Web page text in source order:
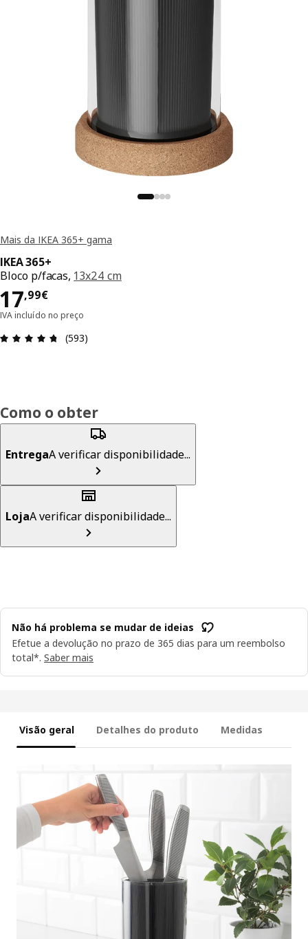
Mais da IKEA 365+ gama
IKEA 365+
Bloco p/facas, 13x24 cm
17,99€
Preço 17,99€
IVA incluído no preço
Avaliações: 4.7 de 5 estrelas. Total de
(593)
Como o obter
EntregaA verificar disponibilidade...
LojaA verificar disponibilidade...
Não há problema se mudar de ideias
Efetue a devolução no prazo de 365 dias para um reembolso
total*. Saber mais
Visão geral Detalhes do produto Medidas